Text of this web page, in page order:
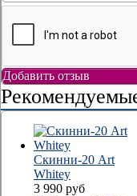
Добавить отзыв
Скинни-20 Аrt
Whitey
3 990 руб